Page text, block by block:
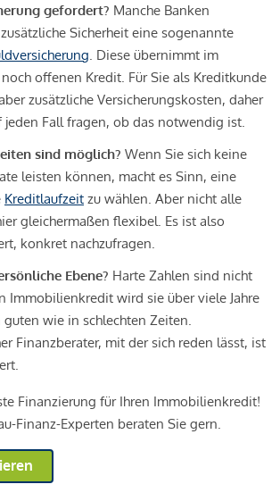
gefordert? Manche Banken
Sicherheit eine sogenannte
. Diese übernimmt im
offenen Kredit. Für Sie als Kreditkunde
zusätzliche Versicherungskosten, daher
jeden Fall fragen, ob das notwendig ist.
sind möglich? Wenn Sie sich keine
leisten können, macht es Sinn, eine
Kreditlaufzeit zu wählen. Aber nicht alle
gleichermaßen flexibel. Es ist also
konkret nachzufragen.
Ebene? Harte Zahlen sind nicht
Immobilienkredit wird sie über viele Jahre
wie in schlechten Zeiten.
Finanzberater, mit der sich reden lässt, ist
Finanzierung für Ihren Immobilienkredit!
Finanz-Experten beraten Sie gern.